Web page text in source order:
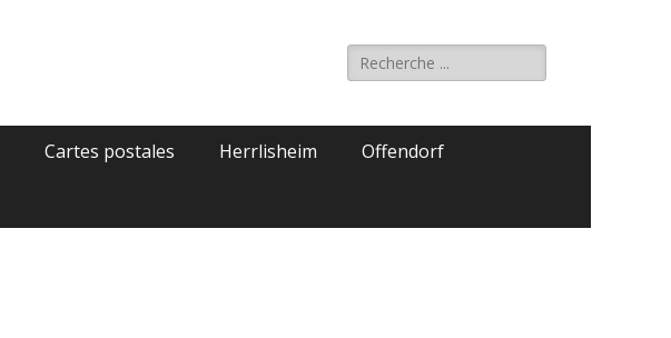
Rechercher :
Cartes postales Herrlisheim Offendorf